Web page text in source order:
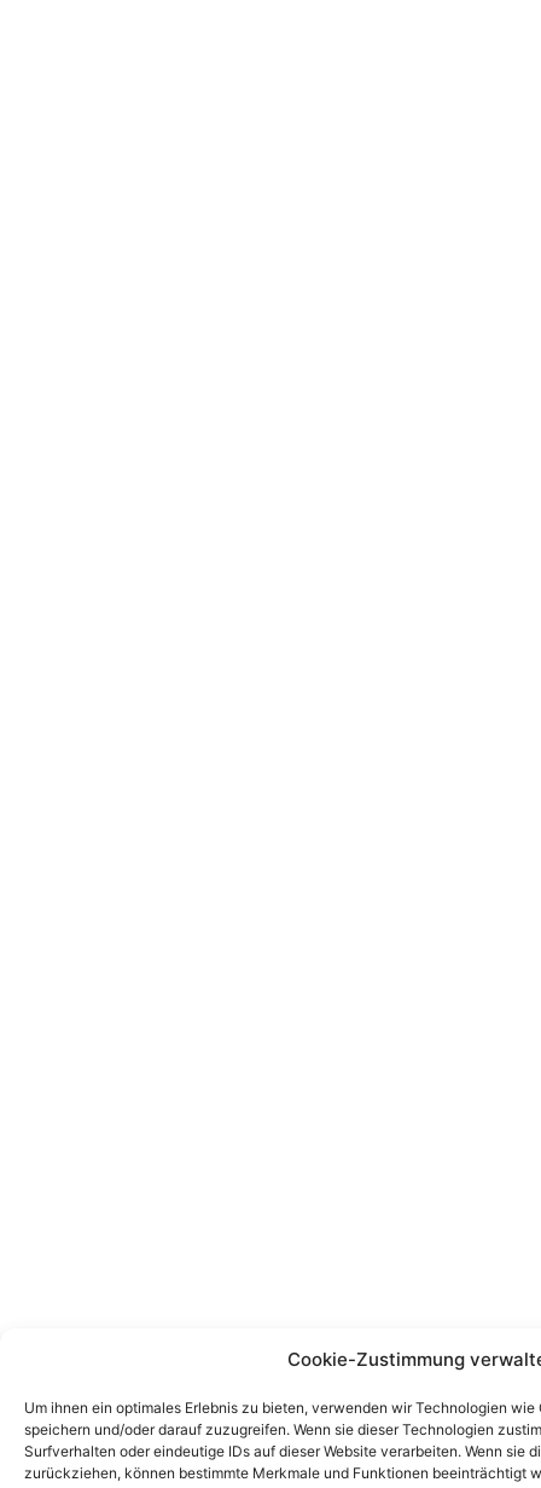
Cookie-Zustimmung
Um ihnen ein optimales Erlebnis zu bieten, verwenden wir Technologien
speichern und/oder darauf zuzugreifen. Wenn sie dieser Technologien
Surfverhalten oder eindeutige IDs auf dieser Website verarbeiten. Wenn sie
zurückziehen, können bestimmte Merkmale und Funktionen beeinträchtigt